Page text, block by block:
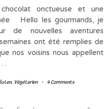
onctueuse et une
Hello les gourmands, je
de nouvelles aventures
ont été remplies de
nos voisins nous appellent
, Végétarien - 4 Comments